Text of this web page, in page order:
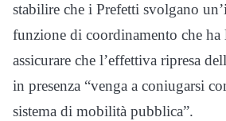
stabilire che i Prefetti svolgano
funzione di coordinamento che ha
assicurare che l’effettiva ripresa
in presenza “venga a coniugarsi
sistema di mobilità pubblica”.